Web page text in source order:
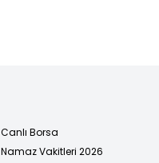
Canlı Borsa
Namaz Vakitleri 2026